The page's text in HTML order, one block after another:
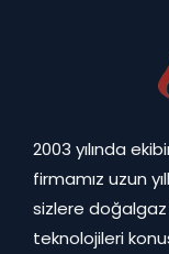
2003 yılında
firmamız uzun
sizlere doğalgaz
teknolojileri